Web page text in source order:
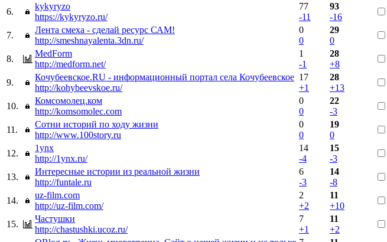
6.
kykyryzo
https://kykyryzo.ru/
77
-11
93
-16
7.
Лента смеха - сделай ресурс САМ!
http://smeshnayalenta.3dn.ru/
0
0
29
0
8.
MedForm
http://medform.net/
1
-1
28
+8
9.
Кочубеевское.RU - информационный портал села Кочубеевское
http://kohybeevskoe.ru/
17
+1
28
+13
10.
Комсомолец.ком
http://komsomolec.com
0
0
22
-3
11.
Сотни историй по ходу жизни
http://www.100story.ru
0
0
19
0
12.
1ynx
http://1ynx.ru/
14
-4
15
-3
13.
Интересные истории из реальной жизни
http://funtale.ru
6
-3
14
-8
14.
uz-film.com
http://uz-film.com/
2
+2
11
+10
15.
Частушки
http://chastushki.ucoz.ru/
7
+1
11
+2